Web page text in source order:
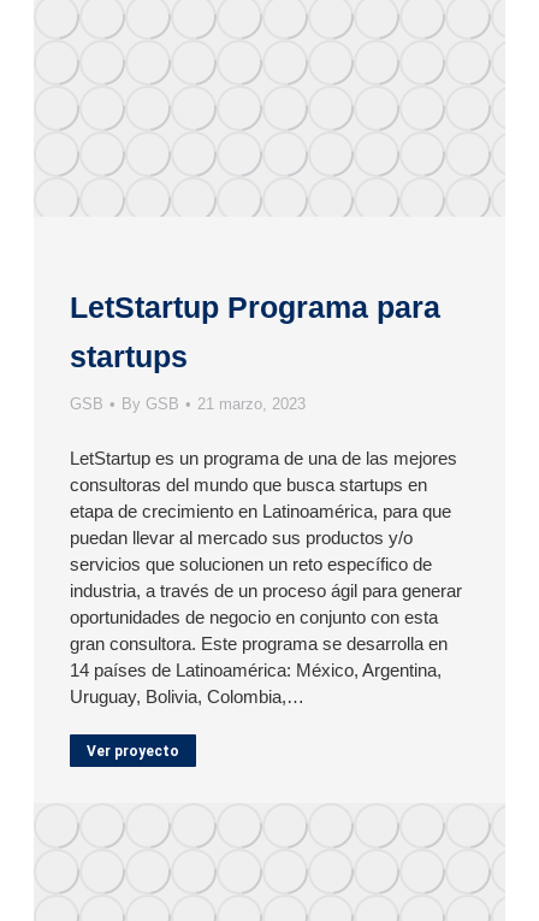
LetStartup Programa para
startups
GSB By GSB 21 marzo, 2023
LetStartup es un programa de una de las mejores
consultoras del mundo que busca startups en
etapa de crecimiento en Latinoamérica, para que
puedan llevar al mercado sus productos y/o
servicios que solucionen un reto específico de
industria, a través de un proceso ágil para generar
oportunidades de negocio en conjunto con esta
gran consultora. Este programa se desarrolla en
14 países de Latinoamérica: México, Argentina,
Uruguay, Bolivia, Colombia,…
Ver proyecto